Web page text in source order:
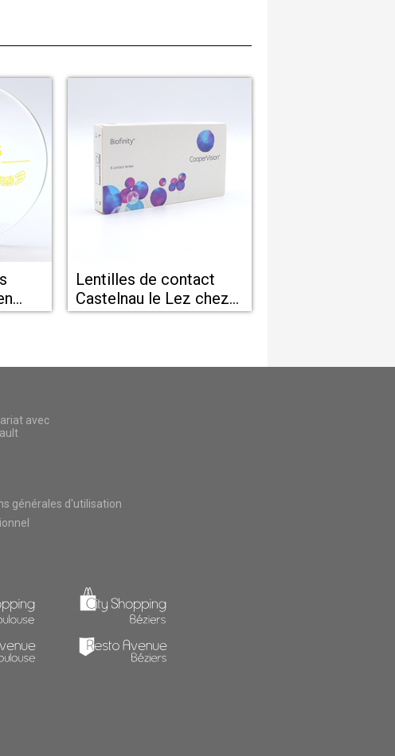
Lentilles de contact
Castelnau le Lez chez
opticien Eyes Optic
avec
générales d'utilisation